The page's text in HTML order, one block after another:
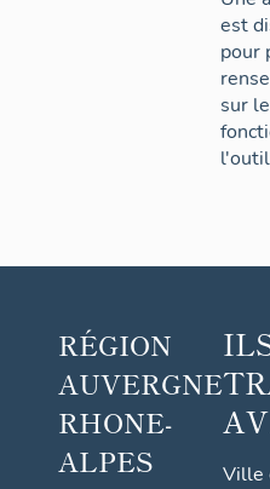
est
pour
sur le
RÉGION
AUVERGNE
RHONE-
ALPES
Ville